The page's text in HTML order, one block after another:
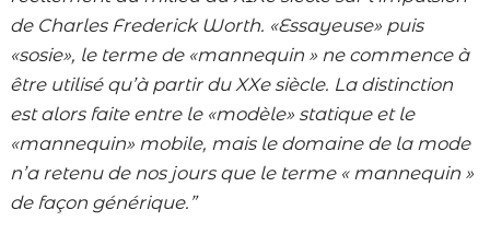
de Charles Frederick Worth. «Essayeuse» puis
«sosie», le terme de «mannequin » ne commence à
être utilisé qu’à partir du XXe siècle. La distinction
est alors faite entre le «modèle» statique et le
«mannequin» mobile, mais le domaine de la mode
n’a retenu de nos jours que le terme « mannequin »
de façon générique.”